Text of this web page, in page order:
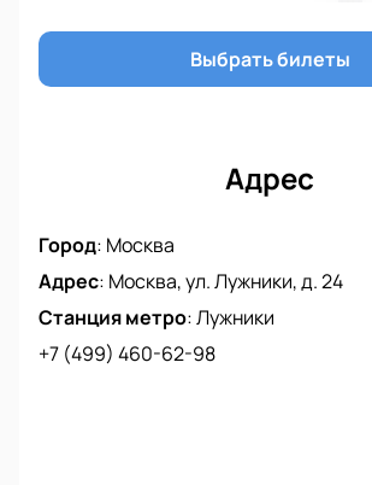
Выбрать билеты
Адрес
Город: Москва
Адрес: Москва, ул. Лужники, д. 24
Станция метро:Лужники
+7 (499) 460-62-98